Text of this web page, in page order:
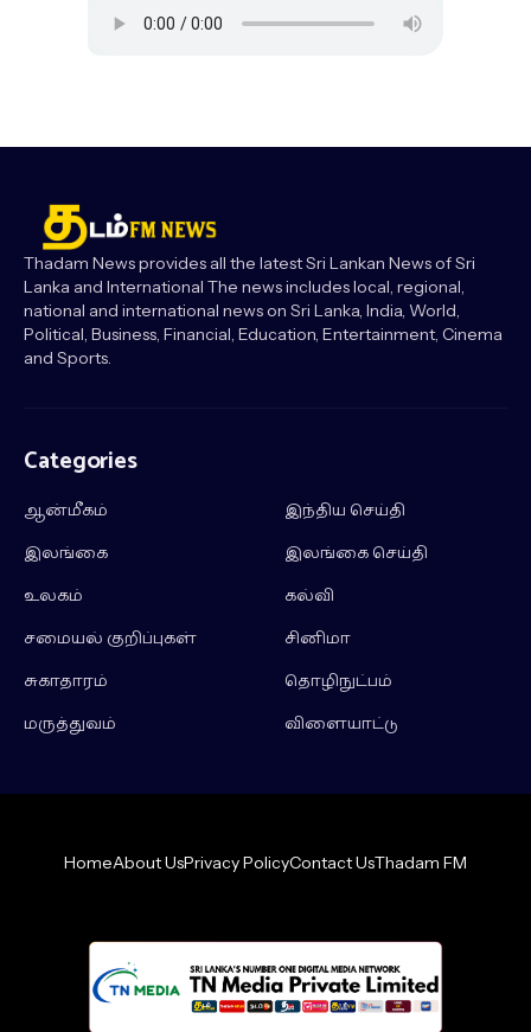
Thadam News provides all the latest Sri Lankan News of Sri
Lanka and International The news includes local, regional,
national and international news on Sri Lanka, India, World,
Political, Business, Financial, Education, Entertainment, Cinema
and Sports.
Categories
ஆன்மீகம்
இந்திய செய்தி
இலங்கை
இலங்கை செய்தி
உலகம்
கல்வி
சமையல் குறிப்புகள்
சினிமா
சுகாதாரம்
தொழிநுட்பம்
மருத்துவம்
விளையாட்டு
HomeAbout UsPrivacy PolicyContact UsThadam FM